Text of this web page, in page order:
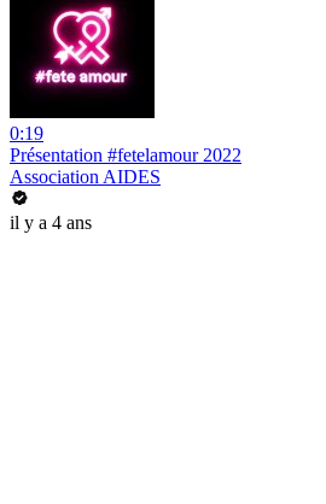
0:19
Présentation #fetelamour 2022
Association AIDES
il y a 4 ans